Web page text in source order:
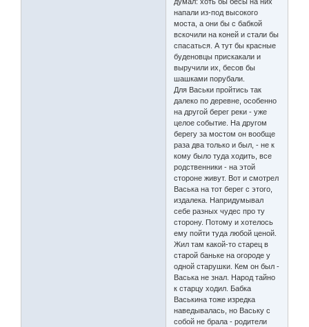
думал: хоть бы бесы на них
напали из-под высокого
моста, а они бы с бабкой
вскочили на коней и стали бы
спасаться. А тут бы красные
буденовцы прискакали и
выручили их, бесов бы
шашками порубали.
Для Васьки пройтись так
далеко по деревне, особенно
на другой берег реки - уже
целое событие. На другом
берегу за мостом он вообще
раза два только и был, - не к
кому было туда ходить, все
родственники - на этой
стороне живут. Вот и смотрел
Васька на тот берег с этого,
издалека. Напридумывал
себе разных чудес про ту
сторону. Потому и хотелось
ему пойти туда любой ценой.
Жил там какой-то старец в
старой баньке на огороде у
одной старушки. Кем он был -
Васька не знал. Народ тайно
к старцу ходил. Бабка
Васькина тоже изредка
наведывалась, но Ваську с
собой не брала - родители